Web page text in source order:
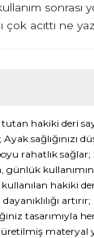
acıttı ne
hakiki deri
sağlığınızı
rahatlık
kullanımın
hakiki
tasarımıyla
materyal